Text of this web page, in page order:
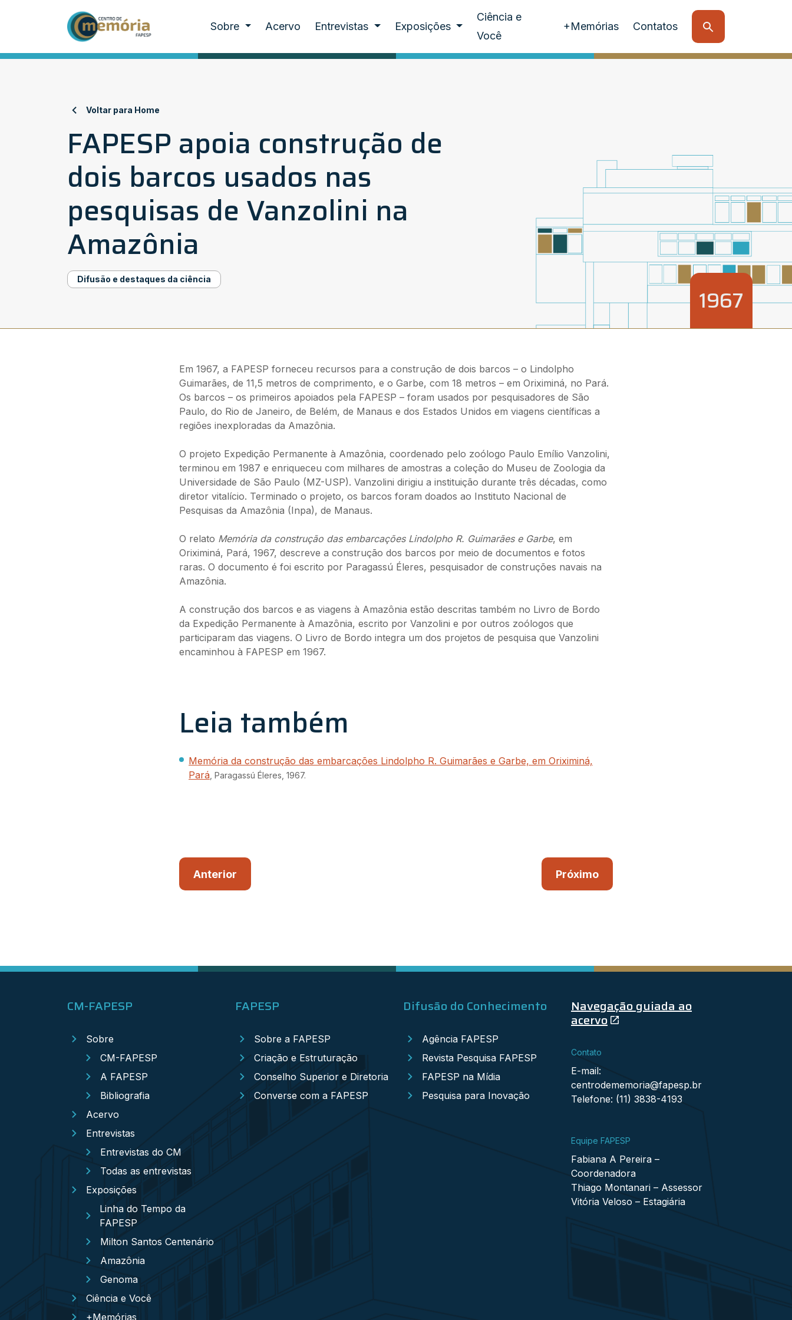
Sobre Acervo Entrevistas Exposições
Ciência e
Você
+Memórias Contatos
Voltar para Home
FAPESP apoia construção de
dois barcos usados nas
pesquisas de Vanzolini na
Amazônia
Difusão e destaques da ciência
1967
Em 1967, a FAPESP forneceu recursos para a construção de dois barcos – o Lindolpho
Guimarães, de 11,5 metros de comprimento, e o Garbe, com 18 metros – em Oriximiná, no Pará.
Os barcos – os primeiros apoiados pela FAPESP – foram usados por pesquisadores de São
Paulo, do Rio de Janeiro, de Belém, de Manaus e dos Estados Unidos em viagens científicas a
regiões inexploradas da Amazônia.
O projeto Expedição Permanente à Amazônia, coordenado pelo zoólogo Paulo Emílio Vanzolini,
terminou em 1987 e enriqueceu com milhares de amostras a coleção do Museu de Zoologia da
Universidade de São Paulo (MZ-USP). Vanzolini dirigiu a instituição durante três décadas, como
diretor vitalício. Terminado o projeto, os barcos foram doados ao Instituto Nacional de
Pesquisas da Amazônia (Inpa), de Manaus.
O relato Memória da construção das embarcações Lindolpho R. Guimarães e Garbe, em
Oriximiná, Pará, 1967, descreve a construção dos barcos por meio de documentos e fotos
raras. O documento é foi escrito por Paragassú Éleres, pesquisador de construções navais na
Amazônia.
A construção dos barcos e as viagens à Amazônia estão descritas também no Livro de Bordo
da Expedição Permanente à Amazônia, escrito por Vanzolini e por outros zoólogos que
participaram das viagens. O Livro de Bordo integra um dos projetos de pesquisa que Vanzolini
encaminhou à FAPESP em 1967.
Leia também
Memória da construção das embarcações Lindolpho R. Guimarães e Garbe, em Oriximiná,
Pará , Paragassú Éleres, 1967.
Anterior Próximo
CM-FAPESP
Sobre
CM-FAPESP
A FAPESP
Bibliografia
Acervo
Entrevistas
Entrevistas do CM
Todas as entrevistas
Exposições
Linha do Tempo da
FAPESP
Milton Santos Centenário
Amazônia
Genoma
Ciência e Você
+Memórias
FAPESP
Sobre a FAPESP
Criação e Estruturação
Conselho Superior e Diretoria
Converse com a FAPESP
Difusão do Conhecimento
Agência FAPESP
Revista Pesquisa FAPESP
FAPESP na Mídia
Pesquisa para Inovação
Navegação guiada ao
acervo
Contato
E-mail:
centrodememoria@fapesp.br
Telefone: (11) 3838-4193
Equipe FAPESP
Fabiana A Pereira –
Coordenadora
Thiago Montanari – Assessor
Vitória Veloso – Estagiária